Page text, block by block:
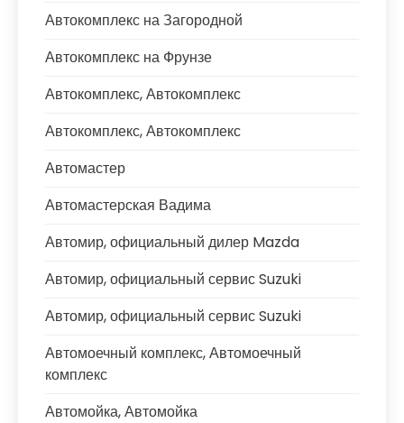
Автокомплекс на Загородной
Автокомплекс на Фрунзе
Автокомплекс, Автокомплекс
Автокомплекс, Автокомплекс
Автомастер
Автомастерская Вадима
Автомир, официальный дилер Mazda
Автомир, официальный сервис Suzuki
Автомир, официальный сервис Suzuki
Автомоечный комплекс, Автомоечный
комплекс
Автомойка, Автомойка